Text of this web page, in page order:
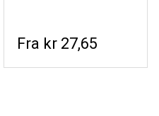
kr 27,65